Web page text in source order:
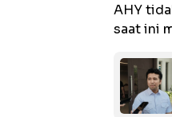
AHY
saat ini